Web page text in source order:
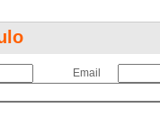
Email